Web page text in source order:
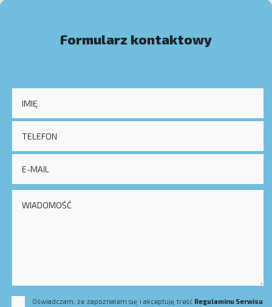
Formularz kontaktowy
Oświadczam, że zapoznałem się i akceptuję treść Regulaminu Serwisu